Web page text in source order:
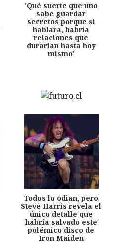
'Qué suerte que uno
sabe guardar
secretos porque si
hablara, habría
relaciones que
durarían hasta hoy
mismo'
Todos lo odian, pero
Steve Harris revela el
único detalle que
habría salvado este
polémico disco de
Iron Maiden